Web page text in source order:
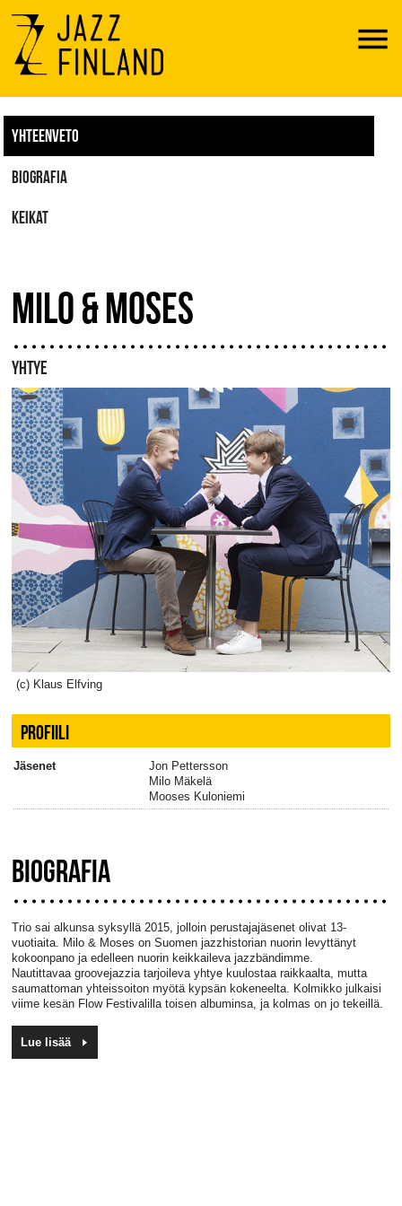
Menu
YHTEENVETO
BIOGRAFIA
KEIKAT
MILO & MOSES
YHTYE
(c) Klaus Elfving
PROFIILI
Jäsenet
Jon Pettersson
Milo Mäkelä
Mooses Kuloniemi
BIOGRAFIA
Trio sai alkunsasyksyllä 2015, jolloin perustajajäsenet olivat 13-
vuotiaita. Milo& Moses on Suomen jazzhistorian nuorin levyttänyt
kokoonpano ja edelleen nuorin keikkaileva jazzbändimme.
Nautittavaa groovejazzia tarjoileva yhtye kuulostaa raikkaalta, mutta
saumattoman yhteissoiton myötä kypsän kokeneelta. Kolmikko julkaisi
viime kesän FlowFestivalilla toisen albuminsa, ja kolmas on jo tekeillä.
Lue lisää